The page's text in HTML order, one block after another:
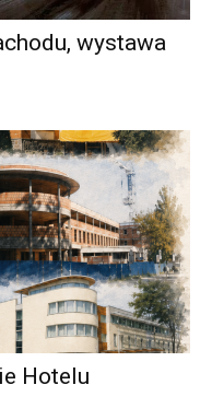
wystawa
Hotelu